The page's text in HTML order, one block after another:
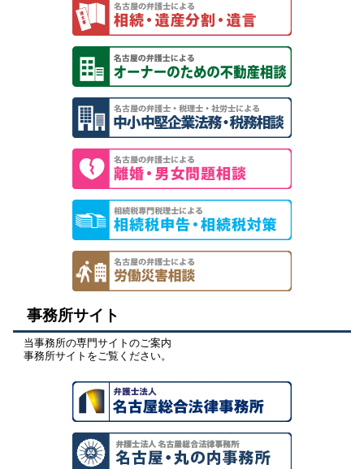
事務所サイト
当事務所の専門サイトのご案内
事務所サイトをご覧ください。